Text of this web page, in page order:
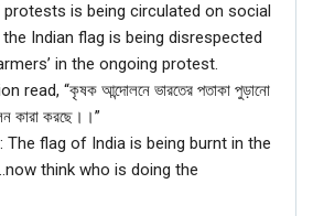
is being circulated on social
Indian flag is being disrespected
in the ongoing protest.
“কৃষক আন্দোলনে ভারতের পতাকা পুড়ানো
কারা করছে।।”
The flag of India is being burnt in the
think who is doing the